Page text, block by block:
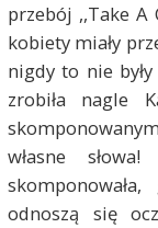
przebój ,,Take A
kobiety miały
nigdy to nie
zrobiła nagle
własne
odnoszą się